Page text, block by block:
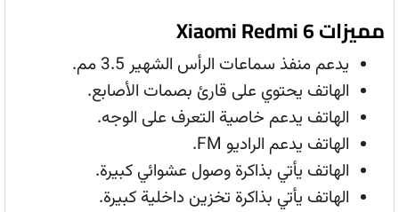
مميزات Xiaomi Redmi 6
يدعم منفذ سماعات الرأس الشهير 3.5 مم.
الهاتف يحتوي على قارئ بصمات الأصابع.
الهاتف يدعم خاصية التعرف على الوجه.
الهاتف يدعم الراديو FM.
الهاتف يأتي بذاكرة وصول عشوائي كبيرة.
الهاتف يأتي بذاكرة تخزين داخلية كبيرة.